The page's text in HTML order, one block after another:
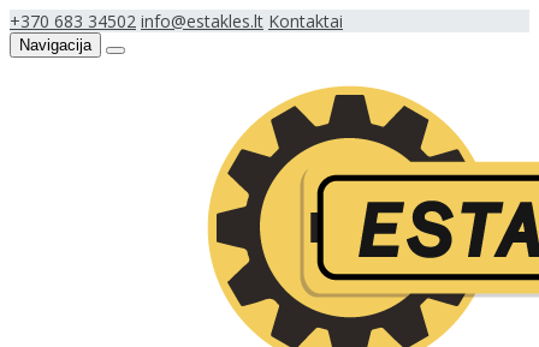
+370 683 34502 info@estakles.lt Kontaktai
Navigacija